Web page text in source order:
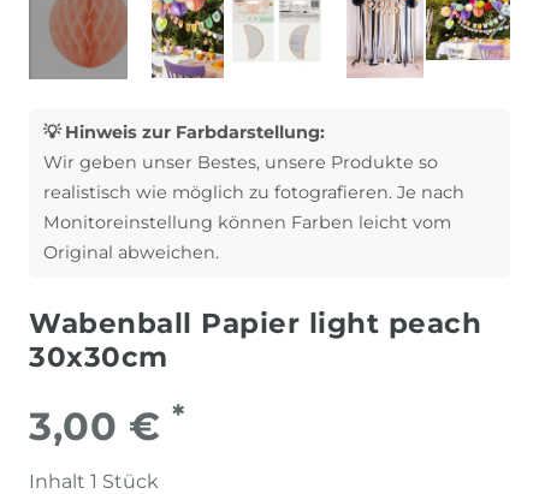
💡 Hinweis zur Farbdarstellung:
Wir geben unser Bestes, unsere Produkte so
realistisch wie möglich zu fotografieren. Je nach
Monitoreinstellung können Farben leicht vom
Original abweichen.
Wabenball Papier light peach
30x30cm
3,00 € *
Inhalt 1 Stück